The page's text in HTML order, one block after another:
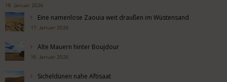
18. Januar 2026
Eine namenlose Zaouia weit draußen im Wüstensand
17. Januar 2026
Alte Mauern hinter Boujdour
16. Januar 2026
Sicheldünen nahe Aftisaat